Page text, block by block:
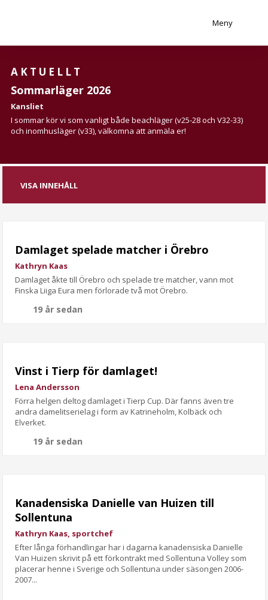
Meny
AKTUELLT
Sommarläger 2026
Kansliet
I sommar kör vi som vanligt både beachläger (v25-28 och V32-33)
och inomhusläger (v33), välkomna att anmäla er!
VISA INNEHÅLL
Damlaget spelade matcher i Örebro
Kathryn Kaas
Damlaget åkte till Örebro och spelade tre matcher, vann mot
Finska Liiga Eura men förlorade två mot Örebro.
19 år sedan
Vinst i Tierp för damlaget!
Lena Andersson
Förra helgen deltog damlaget i Tierp Cup. Där fanns även tre
andra damelitserielag i form av Katrineholm, Kolbäck och
Elverket.
19 år sedan
Kanadensiska Danielle van Huizen till
Sollentuna
Kathryn Kaas, sportchef
Efter långa förhandlingar har i dagarna kanadensiska Danielle
Van Huizen skrivit på ett förkontrakt med Sollentuna Volley som
placerar henne i Sverige och Sollentuna under säsongen 2006-
2007...